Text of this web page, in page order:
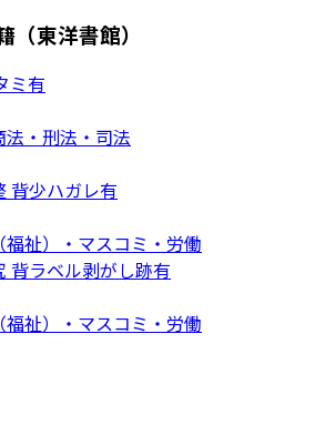
東洋書館）
ミ有
・刑法・司法
背少ハガレ有
祉）・マスコミ・労働
背ラベル剥がし跡有
祉）・マスコミ・労働